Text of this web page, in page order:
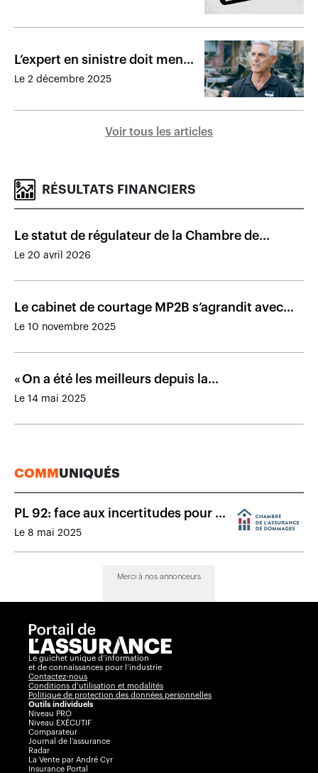
L’expert en sinistre doit mener
son enquête avec la rigueur
Le 2 décembre 2025
Voir tous les articles
RÉSULTATS FINANCIERS
Le statut de régulateur de la Chambre de
l’assurance prend effet le 4 juillet
Le 20 avril 2026
Le cabinet de courtage MP2B s’agrandit avec
une acquisition
Le 10 novembre 2025
« On a été les meilleurs depuis la
démutualisation » — Denis Ricard
Le 14 mai 2025
COMM UNIQUÉS
PL 92: face aux incertitudes pour la
protection du public, une réflexion
Le 8 mai 2025
Merci à nos annonceurs
Le guichet unique d’information
et de connaissances pour l’industrie
Contactez-nous
Conditions d’utilisation et modalités
Politique de protection des données personnelles
Outils individuels
Niveau PRO
Niveau EXÉCUTIF
Comparateur
Journal de l’assurance
Radar
La Vente par André Cyr
Insurance Portal